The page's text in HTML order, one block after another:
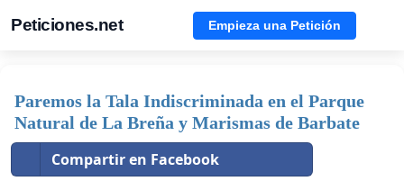
Peticiones.net Empieza una Petición
Paremos la Tala Indiscriminada en el Parque
Natural de La Breña y Marismas de Barbate
Compartir en Facebook